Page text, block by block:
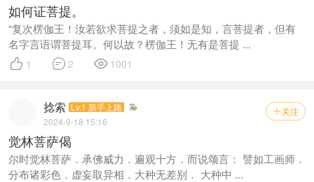
如何证菩提。
“复次楞伽王！汝若欲求菩提之者，须如是知，言菩提者，但有
名字言语谓菩提耳。何以故？楞伽王！无有是菩提 ...
 1  2  1001
 关注
捻索 Lv.1 新手上路
2024-9-18 15:16
觉林菩萨偈
尔时觉林菩萨．承佛威力．遍观十方．而说颂言： 譬如工画师．
分布诸彩色．虚妄取异相．大种无差别． 大种中 ...